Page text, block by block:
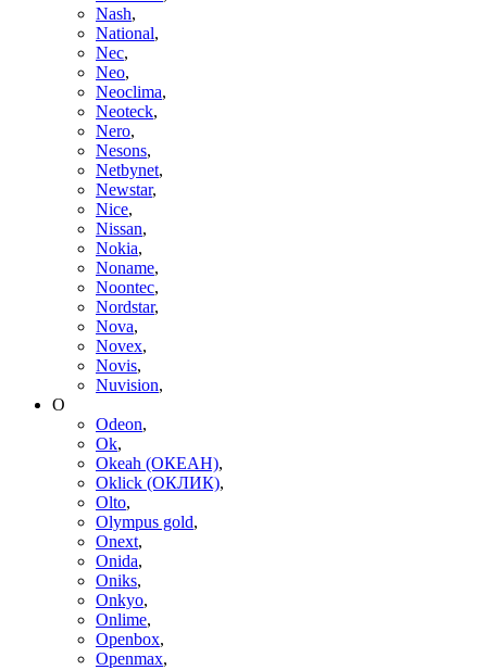
Nash,
National,
Nec,
Neo,
Neoclima,
Neoteck,
Nero,
Nesons,
Netbynet,
Newstar,
Nice,
Nissan,
Nokia,
Noname,
Noontec,
Nordstar,
Nova,
Novex,
Novis,
Nuvision,
O
Odeon,
Ok,
Okeah (ОКЕАН),
Oklick (ОКЛИК),
Olto,
Olympus gold,
Onext,
Onida,
Oniks,
Onkyo,
Onlime,
Openbox,
Openmax,